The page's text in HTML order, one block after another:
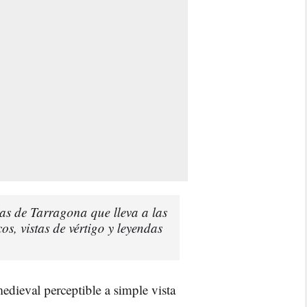
de Tarragona que lleva a las
vistas de vértigo y leyendas
perceptible a simple vista